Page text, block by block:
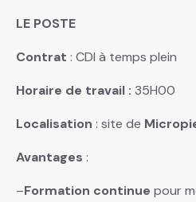
LE POSTE
Contrat : CDI à temps plein
Horaire de travail : 35H00
Localisation : site de
Avantages :
–Formation continue pour